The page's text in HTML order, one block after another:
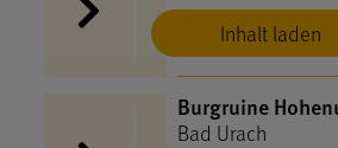
Inhalt laden
Burgruine
Bad Urach